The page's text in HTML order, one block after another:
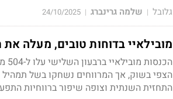
גלובל | שלמה גרינברג |
24/10/2025
מובילאיי בדוחות טובים, מעלה
הצפי בשוק, אך המרווחים נשחקו בשל תמהיל
התחזית השנתית וצופה שיפור ברווחיות